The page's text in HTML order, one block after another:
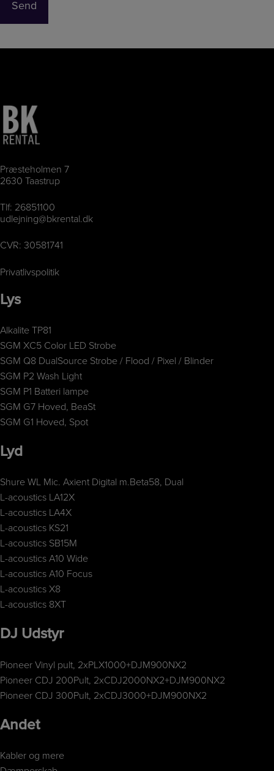
Præsteholmen 7
2630 Taastrup
Tlf: 26851100
udlejning@bkrental.dk
CVR: 30581741
Privatlivspolitik
Lys
Alkalite TP81
SGM XC5 Color LED Strobe
SGM Q8 DualSource Strobe / Flood / Pixel / Blinder
SGM P2 Wash Light
SGM P1 Batteri lampe
SGM G7 Hoved, BeaSt
SGM G1 Hoved, Spot
Lyd
Shure WL Mic. Axient Digital m.Beta58, Dual
L-acoustics LA12X
L-acoustics LA4X
L-acoustics KS21
L-acoustics SB15M
L-acoustics A10 Wide
L-acoustics A10 Focus
L-acoustics X8
L-acoustics 8XT
DJ Udstyr
Pioneer Vinyl pult, 2xPLX1000+DJM900NX2
Pioneer CDJ 200Pult, 2xCDJ2000NX2+DJM900NX2
Pioneer CDJ 300Pult, 2xCDJ3000+DJM900NX2
Andet
Kabler og mere